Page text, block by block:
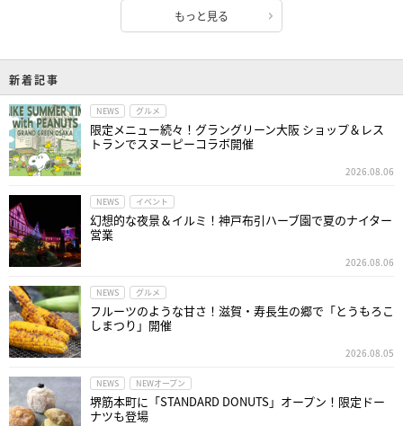
もっと見る
新着記事
NEWS グルメ
限定メニュー続々！グラングリーン大阪 ショップ＆レス
トランでスヌーピーコラボ開催
2026.08.06
NEWS イベント
幻想的な夜景＆イルミ！神戸布引ハーブ園で夏のナイター
営業
2026.08.06
NEWS グルメ
フルーツのような甘さ！滋賀・寿長生の郷で「とうもろこ
しまつり」開催
2026.08.05
NEWS NEWオープン
堺筋本町に「STANDARD DONUTS」オープン！限定ドー
ナツも登場